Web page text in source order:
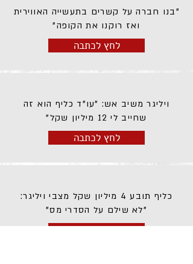
"בנו חברה על קשרים בתעשייה האווירית
ואז רוקנו את הקופה"
לחץ לכתבה
ויליגר משיב אש: "עו"ד כליף הוא זה
שחייב לי 12 מיליון שקל"
לחץ לכתבה
כליף תובע 4 מיליון שקל מצבי ויליגר:
"לא שילם על הסדרי מס"
לחץ לכתבה